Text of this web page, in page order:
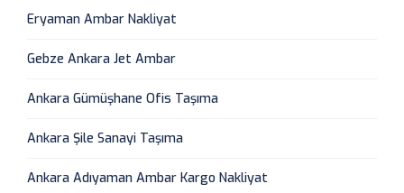
Eryaman Ambar Nakliyat
Gebze Ankara Jet Ambar
Ankara Gümüşhane Ofis Taşıma
Ankara Şile Sanayi Taşıma
Ankara Adıyaman Ambar Kargo Nakliyat